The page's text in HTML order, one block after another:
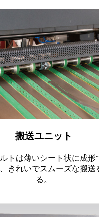
搬送ユニット
トは薄いシート状に成形
きれいでスムーズな搬送
る。